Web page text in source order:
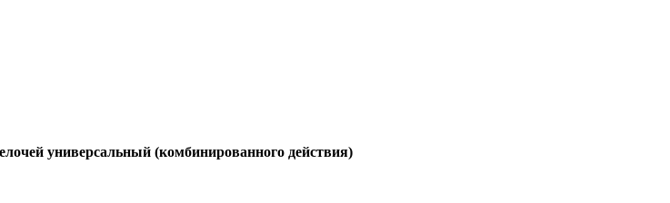
универсальный (комбинированного действия)